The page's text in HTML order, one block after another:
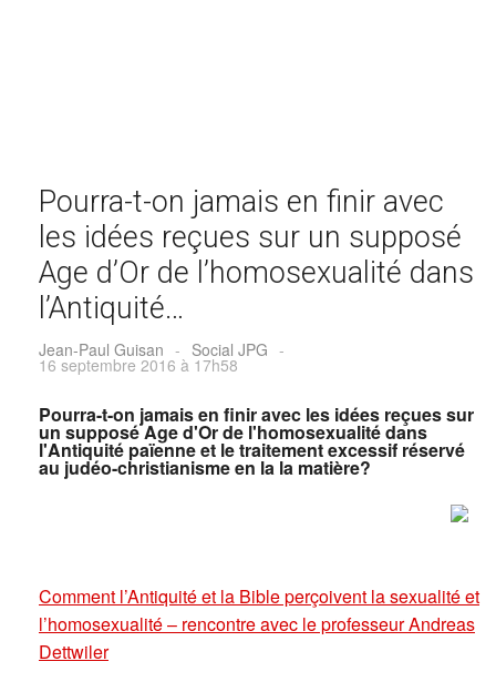
Pourra-t-on jamais en finir avec
les idées reçues sur un supposé
Age d’Or de l’homosexualité dans
l’Antiquité…
Jean-Paul Guisan - Social JPG -
16 septembre 2016 à 17h58
Pourra-t-on jamais en finir avec les idées reçues sur
un supposé Age d'Or de l'homosexualité dans
l'Antiquité païenne et le traitement excessif réservé
au judéo-christianisme en la la matière?
Comment l’Antiquité et la Bible perçoivent la sexualité et
l’homosexualité – rencontre avec le professeur Andreas
Dettwiler